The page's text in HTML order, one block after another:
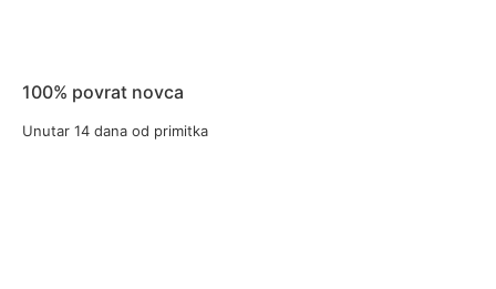
100% povrat novca
Unutar 14 dana od primitka